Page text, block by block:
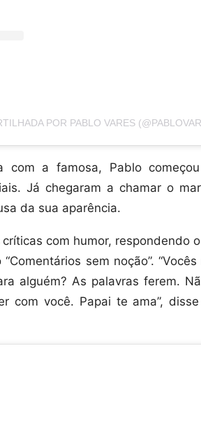
POR PABLO VARES
a famosa, Pablo
Já chegaram a chamar o
da sua aparência.
com humor, respondendo
sem noção”.
alguém? As palavras ferem.
com você. Papai te ama”,